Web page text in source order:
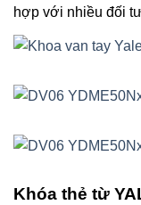
hợp với nhiều đối
Khóa thẻ từ